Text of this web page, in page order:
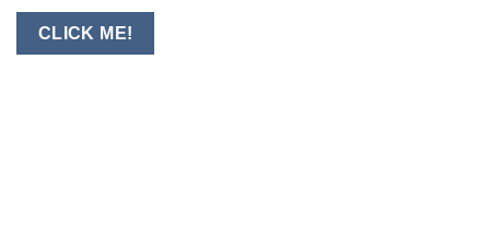
CLICK ME!